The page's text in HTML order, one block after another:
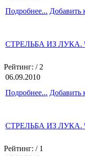
Подробнее... Добавить
СТРЕЛЬБА ИЗ
Рейтинг: / 2
06.09.2010
Подробнее... Добавить
СТРЕЛЬБА ИЗ
Рейтинг: / 1